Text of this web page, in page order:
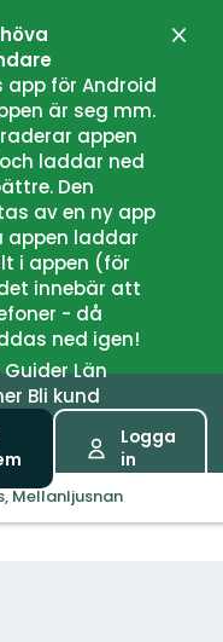
för Android
är seg mm.
appen
laddar ned
Den
av en ny app
appen laddar
i appen (för
innebär att
- då
ned igen!
GuiderLän
Bli kund
Logga
in
Mellanljusnan